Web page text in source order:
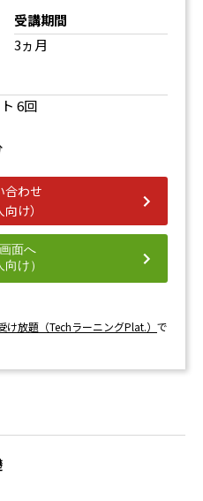
受講期間
3ヵ月
6回
合わせ
向け）
面へ
向け）
け放題（TechラーニングPlat.）で